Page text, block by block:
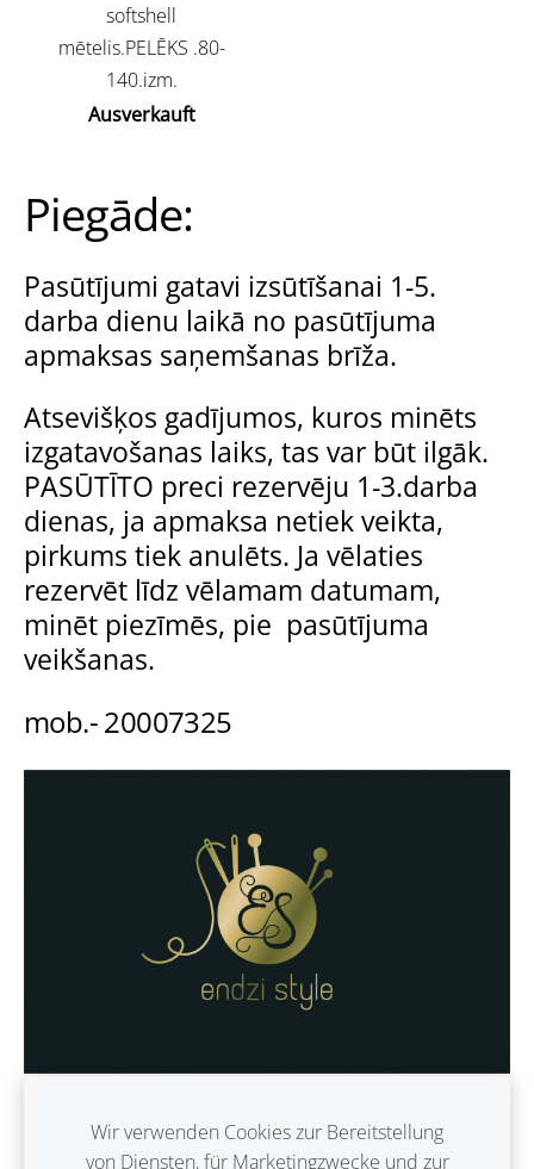
Piegāde:
Pasūtījumi gatavi izsūtīšanai 1-5.
darba dienu laikā no pasūtījuma
apmaksas saņemšanas brīža.
Atsevišķos gadījumos, kuros minēts
izgatavošanas laiks, tas var būt ilgāk.
PASŪTĪTO preci rezervēju 1-3.darba
dienas, ja apmaksa netiek veikta,
pirkums tiek anulēts. Ja vēlaties
rezervēt līdz vēlamam datumam,
minēt piezīmēs, pie pasūtījuma
veikšanas.
mob.- 20007325
softshell
mētelis.PELĒKS .80-
140.izm.
Ausverkauft
Wir verwenden Cookies zur Bereitstellung
von Diensten, für Marketingzwecke und zur